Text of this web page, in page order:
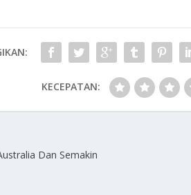
KECEPATAN:
Dan Semakin